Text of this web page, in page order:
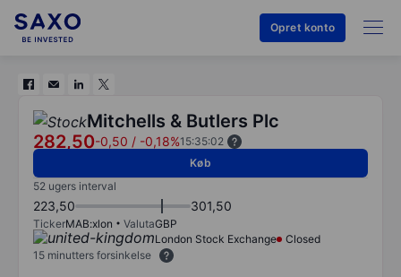
Opret konto
Mitchells & Butlers Plc
282,50-0,50 / -0,18%15:35:02
Køb
52 ugers interval
223,50 301,50
TickerMAB:xlon ValutaGBP
London Stock Exchange
Closed
15 minutters forsinkelse